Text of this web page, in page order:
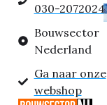
030-2072024
Bouwsector
Nederland
Ga naar onze
webshop